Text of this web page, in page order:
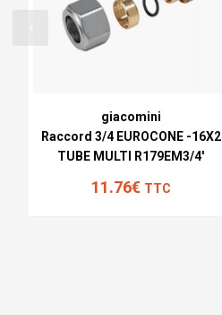
giacomini
Raccord 3/4 EUROCONE -16X2
TUBE MULTI R179EM3/4'
11.76€ TTC